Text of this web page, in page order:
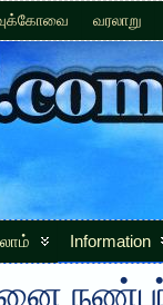
வரலாறு
Information